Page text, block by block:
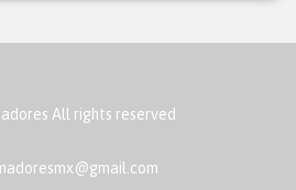
All rights reserved